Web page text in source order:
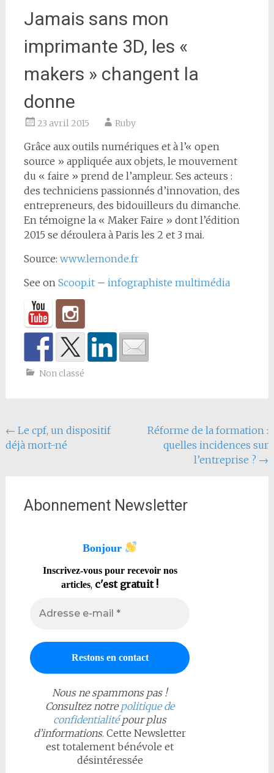
Jamais sans mon
imprimante 3D, les «
makers » changent la
donne
23 avril 2015 Ruby
Grâce aux outils numériques et à l’« open
source » appliquée aux objets, le mouvement
du « faire » prend de l’ampleur. Ses acteurs :
des techniciens passionnés d’innovation, des
entrepreneurs, des bidouilleurs du dimanche.
En témoigne la « Maker Faire » dont l’édition
2015 se déroulera à Paris les 2 et 3 mai.
Source: www.lemonde.fr
See on Scoop.it– infographiste multimédia
Non classé
Navigation
de
← Le cpf, un dispositif
déjà mort-né
Réforme de la formation :
quelles incidences sur
l’entreprise ? →
Abonnement Newsletter
Bonjour
Inscrivez-vous pour recevoir nos
articles, c'est gratuit !
Nous ne spammons pas !
Consultez notrepolitique de
confidentialitépour plus
d’informations. Cette Newsletter
est totalement bénévole et
désintéressée